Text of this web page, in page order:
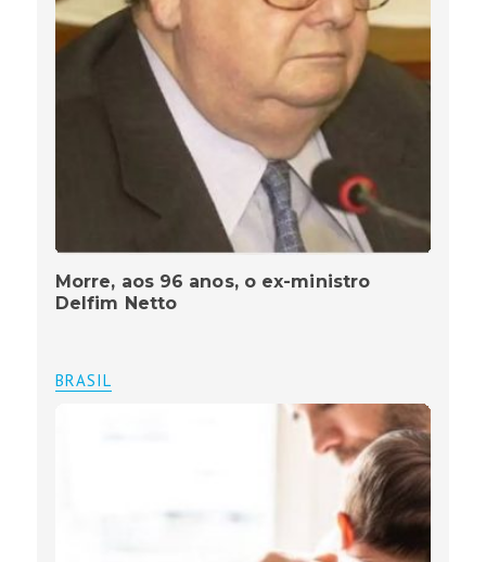
Morre, aos 96 anos, o ex-ministro
Delfim Netto
BRASIL